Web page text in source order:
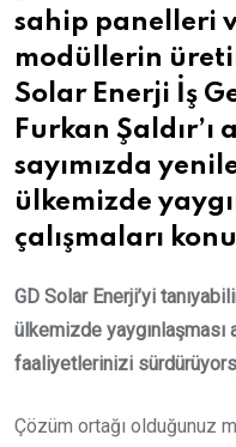
sahip panelleri
modüllerin
Solar Enerji İş
Furkan Şaldır’ı
sayımızda
ülkemizde
çalışmaları
GD Solar Enerji’yi
ülkemizde yaygınlaşması
faaliyetlerinizi
Çözüm ortağı olduğunuz